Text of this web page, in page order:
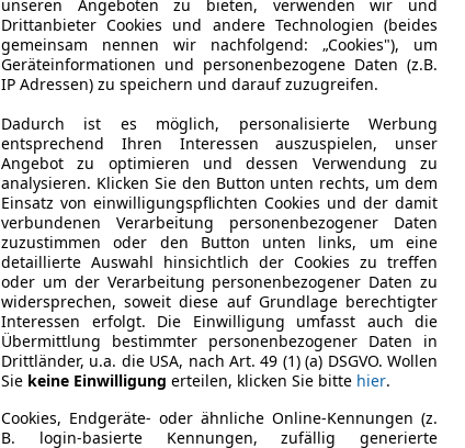
Getriebe
Hubraum
1 598 cm³
unseren Angeboten zu bieten, verwenden wir und
Drittanbieter Cookies und andere Technologien (beides
gemeinsam nennen wir nachfolgend: „Cookies"), um
Geräteinformationen und personenbezogene Daten (z.B.
IP Adressen) zu speichern und darauf zuzugreifen.
Dadurch ist es möglich, personalisierte Werbung
entsprechend Ihren Interessen auszuspielen, unser
Angebot zu optimieren und dessen Verwendung zu
analysieren. Klicken Sie den Button unten rechts, um dem
Einsatz von einwilligungspflichten Cookies und der damit
verbundenen Verarbeitung personenbezogener Daten
zuzustimmen oder den Button unten links, um eine
detaillierte Auswahl hinsichtlich der Cookies zu treffen
oder um der Verarbeitung personenbezogener Daten zu
widersprechen, soweit diese auf Grundlage berechtigter
Interessen erfolgt. Die Einwilligung umfasst auch die
Übermittlung bestimmter personenbezogener Daten in
Drittländer, u.a. die USA, nach Art. 49 (1) (a) DSGVO. Wollen
Sie keine Einwilligung erteilen, klicken Sie bitte hier.
Cookies, Endgeräte- oder ähnliche Online-Kennungen (z.
B. login-basierte Kennungen, zufällig generierte